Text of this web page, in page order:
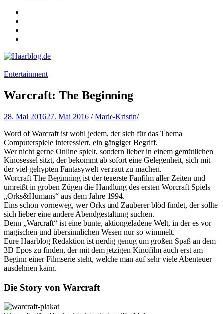
Haarblog.de
Haarpflege | Haarstyling | Beauty | Entertainment
Entertainment
Warcraft: The Beginning
28. Mai 201627. Mai 2016 /Marie-Kristin/
Word of Warcraft ist wohl jedem, der sich für das Thema
Computerspiele interessiert, ein gängiger Begriff.
Wer nicht gerne Online spielt, sondern lieber in einem gemütlichen
Kinosessel sitzt, der bekommt ab sofort eine Gelegenheit, sich mit
der viel gehypten Fantasywelt vertraut zu machen.
Worcraft The Beginning ist der teuerste Fanfilm aller Zeiten und
umreißt in groben Zügen die Handlung des ersten Worcraft Spiels
„Orks&Humans“ aus dem Jahre 1994.
Eins schon vorneweg, wer Orks und Zauberer blöd findet, der sollte
sich lieber eine andere Abendgestaltung suchen.
Denn „Warcraft“ ist eine bunte, aktiongeladene Welt, in der es vor
magischen und übersinnlichen Wesen nur so wimmelt.
Eure Haarblog Redaktion ist nerdig genug um großen Spaß an dem
3D Epos zu finden, der mit dem jetzigen Kinofilm auch erst am
Beginn einer Filmserie steht, welche man auf sehr viele Abenteuer
ausdehnen kann.
Die Story von Warcraft